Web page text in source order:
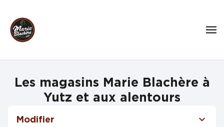
Les magasins Marie Blachère à
Yutz et aux alentours
Modifier